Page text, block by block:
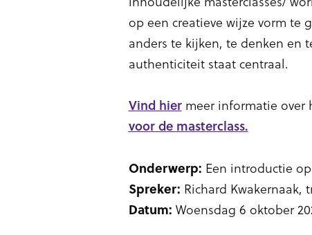
op een creatieve wijze vorm te
anders te kijken, te denken en
authenticiteit staat centraal.
Vind hiermeer informatie over
voor de masterclass.
Onderwerp: Een introductie
Spreker: Richard Kwakernaak,
Datum: Woensdag 6 oktober